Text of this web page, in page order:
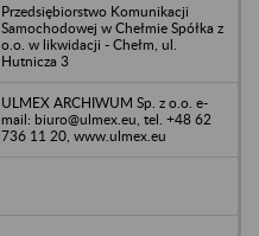
Przedsiębiorstwo Komunikacji
Samochodowej w Chełmie Spółka z
o.o. w likwidacji - Chełm, ul.
Hutnicza 3
ULMEX ARCHIWUM Sp. z o.o. e-
mail: biuro@ulmex.eu, tel. +48 62
736 11 20, www.ulmex.eu